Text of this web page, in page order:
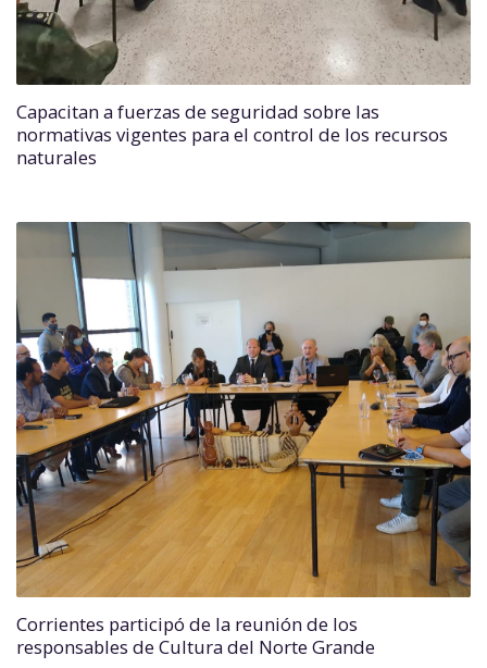
Capacitan a fuerzas de seguridad sobre las
normativas vigentes para el control de los recursos
naturales
Corrientes participó de la reunión de los
responsables de Cultura del Norte Grande